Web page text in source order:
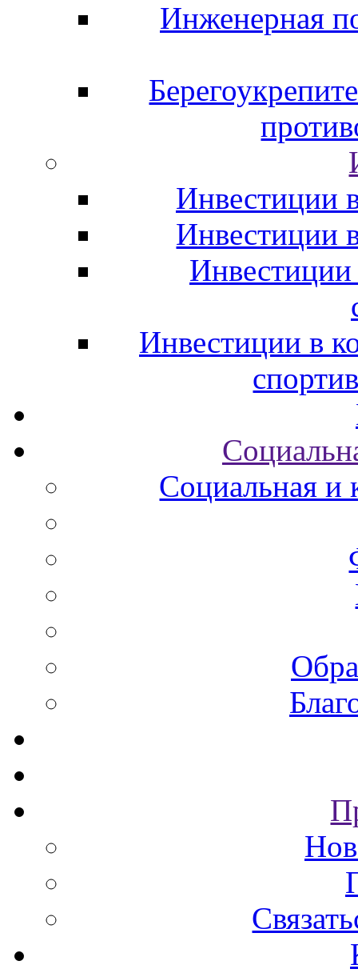
Инженерная
Инвестиции
Инвестиции
Инвестиции в
Социальная и